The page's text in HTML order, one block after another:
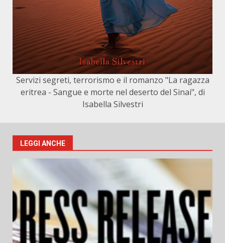
Servizi segreti, terrorismo e il romanzo "La ragazza
eritrea - Sangue e morte nel deserto del Sinai", di
Isabella Silvestri
LEGGI ANCHE